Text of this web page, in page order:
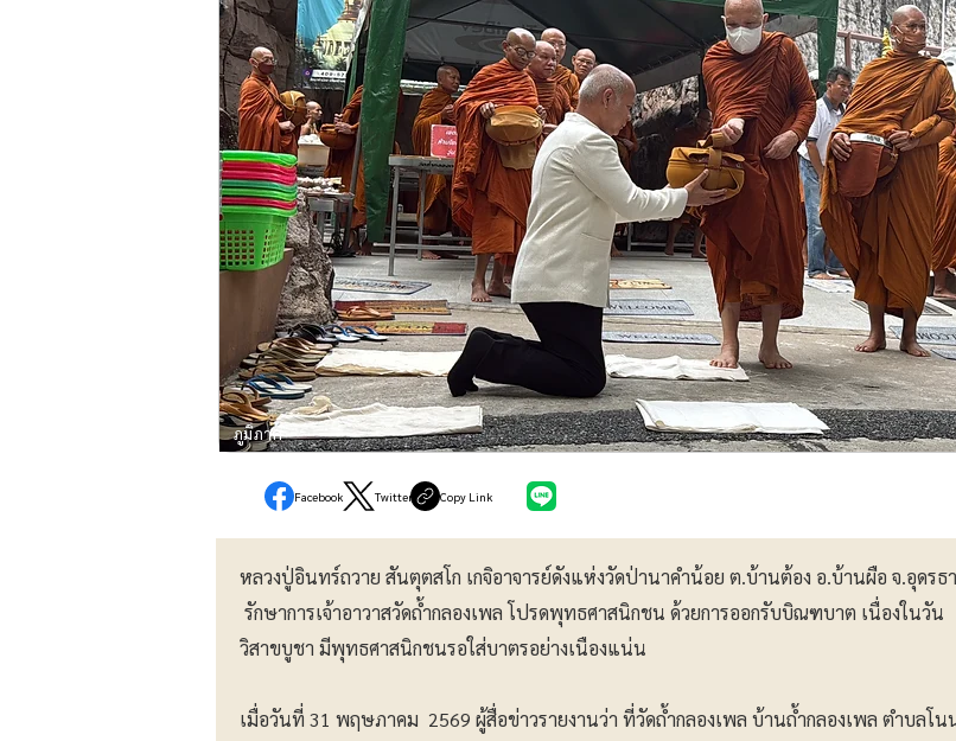
ภูมิภาค
Facebook Twitter Copy Link
หลวงปู่อินทร์ถวาย สันตุตสโก เกจิอาจารย์ดังแห่งวัดป่านาคำน้อย ต.บ้านต้อง อ.บ้านผือ จ.อุดรธ
รักษาการเจ้าอาวาสวัดถ้ำกลองเพล โปรดพุทธศาสนิกชน ด้วยการออกรับบิณฑบาต เนื่องในวัน
วิสาขบูชา มีพุทธศาสนิกชนรอใส่บาตรอย่างเนืองแน่น
เมื่อวันที่ 31 พฤษภาคม 2569 ผู้สื่อข่าวรายงานว่า ที่วัดถ้ำกลองเพล บ้านถ้ำกลองเพล ตำบลโน